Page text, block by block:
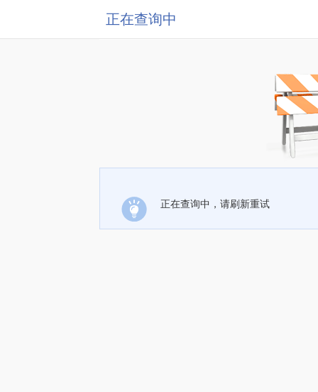
正在查询中
正在查询中，请刷新重试